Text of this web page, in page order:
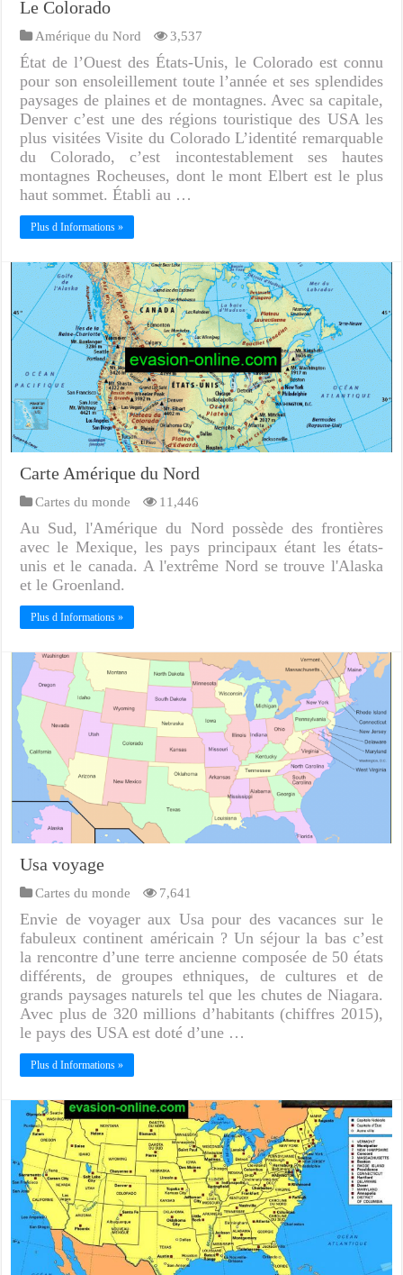
Le Colorado
Amérique du Nord 3,537
État de l’Ouest des États-Unis, le Colorado est connu
pour son ensoleillement toute l’année et ses splendides
paysages de plaines et de montagnes. Avec sa capitale,
Denver c’est une des régions touristique des USA les
plus visitées Visite du Colorado L’identité remarquable
du Colorado, c’est incontestablement ses hautes
montagnes Rocheuses, dont le mont Elbert est le plus
haut sommet. Établi au …
Plus d Informations »
Carte Amérique du Nord
Cartes du monde 11,446
Au Sud, l'Amérique du Nord possède des frontières
avec le Mexique, les pays principaux étant les états-
unis et le canada. A l'extrême Nord se trouve l'Alaska
et le Groenland.
Plus d Informations »
Usa voyage
Cartes du monde 7,641
Envie de voyager aux Usa pour des vacances sur le
fabuleux continent américain ? Un séjour la bas c’est
la rencontre d’une terre ancienne composée de 50 états
différents, de groupes ethniques, de cultures et de
grands paysages naturels tel que les chutes de Niagara.
Avec plus de 320 millions d’habitants (chiffres 2015),
le pays des USA est doté d’une …
Plus d Informations »